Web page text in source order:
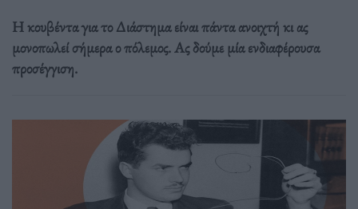
Η κουβέντα για το Διάστημα είναι πάντα ανοιχτή κι ας
μονοπωλεί σήμερα ο πόλεμος. Ας δούμε μία ενδιαφέρουσα
προσέγγιση.